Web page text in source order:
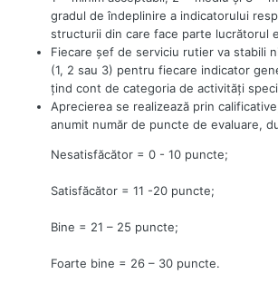
gradul de îndeplinire a indicatorului
structurii din care face parte lucrătorul
Fiecare şef de serviciu rutier va stabili
(1, 2 sau 3) pentru fiecare indicator
ţind cont de categoria de activităţi
Aprecierea se realizează prin
anumit număr de puncte de evaluare,
Nesatisfăcător = 0 - 10 puncte;
Satisfăcător = 11 -20 puncte;
Bine = 21 – 25 puncte;
Foarte bine = 26 – 30 puncte.